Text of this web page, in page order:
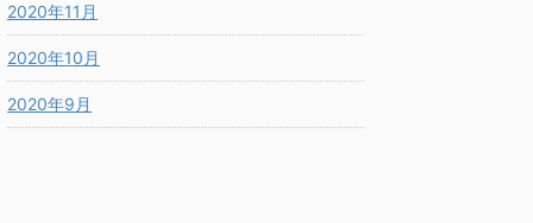
2020年11月
2020年10月
2020年9月